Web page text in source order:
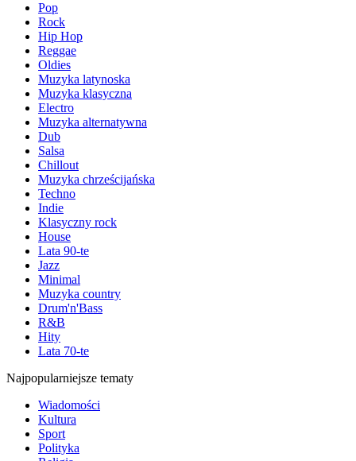
Pop
Rock
Hip Hop
Reggae
Oldies
Muzyka latynoska
Muzyka klasyczna
Electro
Muzyka alternatywna
Dub
Salsa
Chillout
Muzyka chrześcijańska
Techno
Indie
Klasyczny rock
House
Lata 90-te
Jazz
Minimal
Muzyka country
Drum'n'Bass
R&B
Hity
Lata 70-te
Najpopularniejsze tematy
Wiadomości
Kultura
Sport
Polityka